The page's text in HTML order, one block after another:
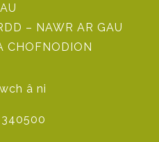
– NAWR AR GAU
CHOFNODION
â ni